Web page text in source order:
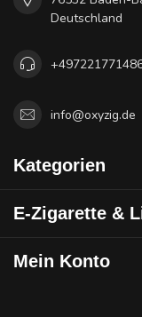
Deutschland
info@oxyzig.de
Kategorien
E-Zigarette &
Mein Konto